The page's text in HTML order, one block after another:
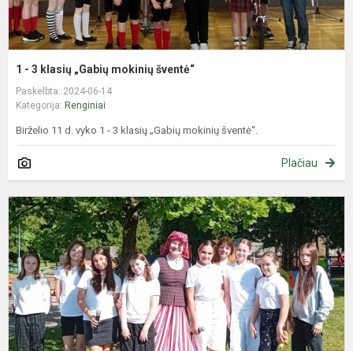
1 - 3 klasių „Gabių mokinių šventė“
Paskelbta: 2024-06-14
Kategorija: Renginiai
Birželio 11 d. vyko 1 - 3 klasių „Gabių mokinių šventė“.
Plačiau